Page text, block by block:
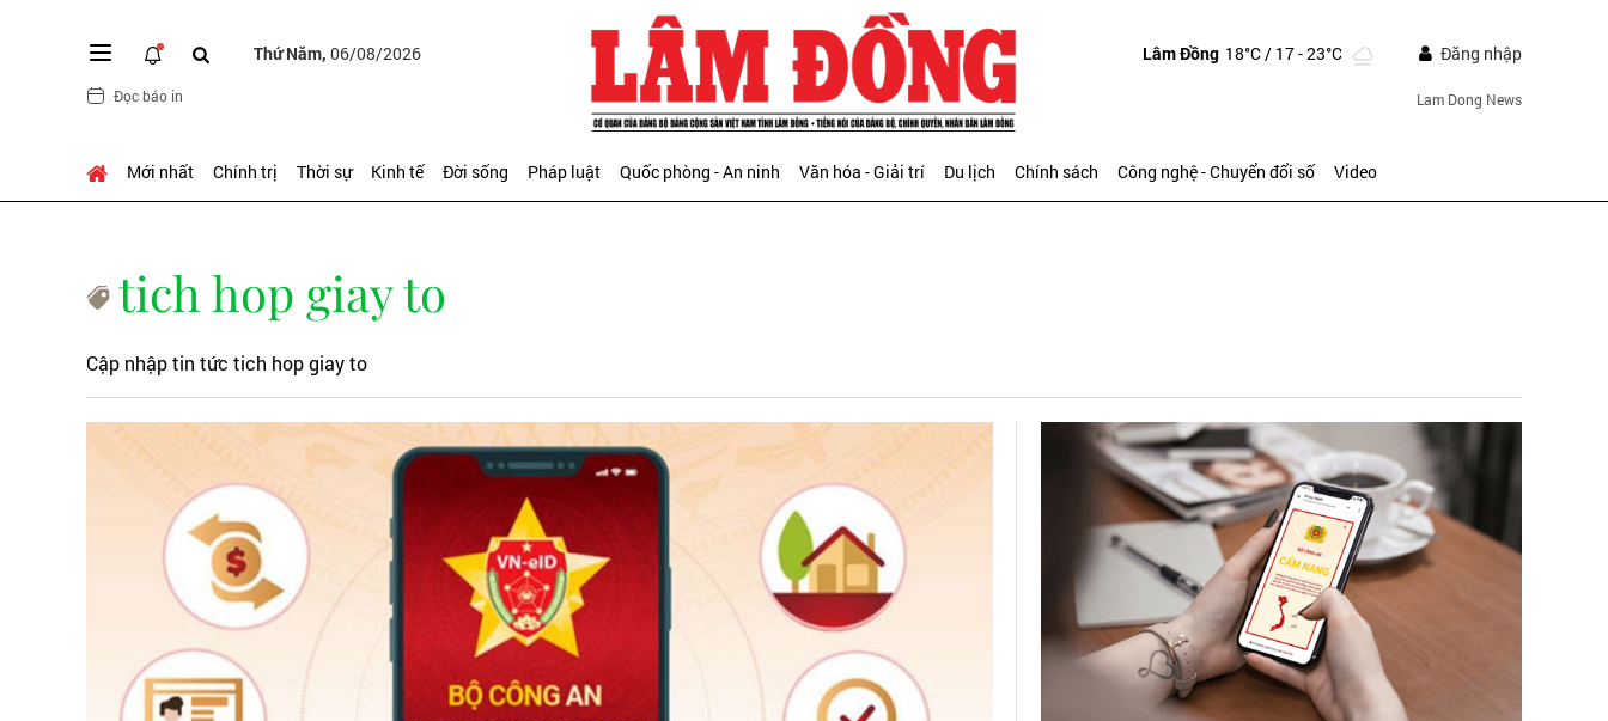
Thứ Năm, 06/08/2026
Đọc báo in
Lâm Đồng 18°C/ 17 - 23°C Đăng nhập
Lam Dong News
Mới nhất Chính trị Thời sự Kinh tế Đời sống Pháp luật Quốc phòng - An ninh Văn hóa - Giải trí Du lịch Chính sách Công nghệ - Chuyển đổi số Video
tich hop giay to
Cập nhập tin tức tich hop giay to